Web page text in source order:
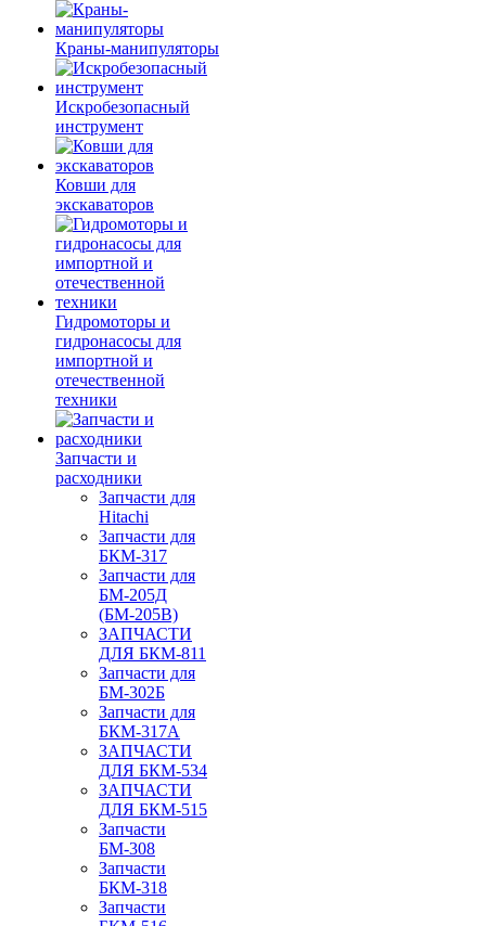
Краны-манипуляторы
Искробезопасный
инструмент
Ковши для
экскаваторов
Гидромоторы и
гидронасосы для
импортной и
отечественной
техники
Запчасти и
расходники
Запчасти для
Hitachi
Запчасти для
БКМ-317
Запчасти для
БМ-205Д
(БМ-205В)
ЗАПЧАСТИ
ДЛЯ БКМ-811
Запчасти для
БМ-302Б
Запчасти для
БКМ-317А
ЗАПЧАСТИ
ДЛЯ БКМ-534
ЗАПЧАСТИ
ДЛЯ БКМ-515
Запчасти
БМ-308
Запчасти
БКМ-318
Запчасти